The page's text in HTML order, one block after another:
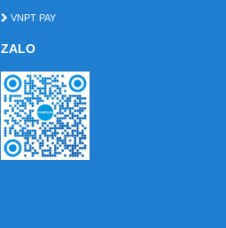
VNPT PAY
ZALO